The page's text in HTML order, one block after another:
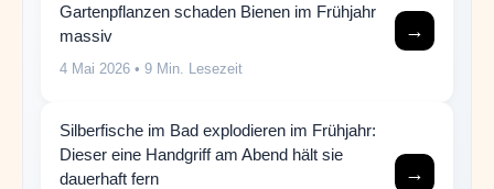
Gartenpflanzen schaden Bienen im Frühjahr
massiv
4 Mai 2026 • 9 Min. Lesezeit
→
Silberfische im Bad explodieren im Frühjahr:
Dieser eine Handgriff am Abend hält sie
dauerhaft fern
→